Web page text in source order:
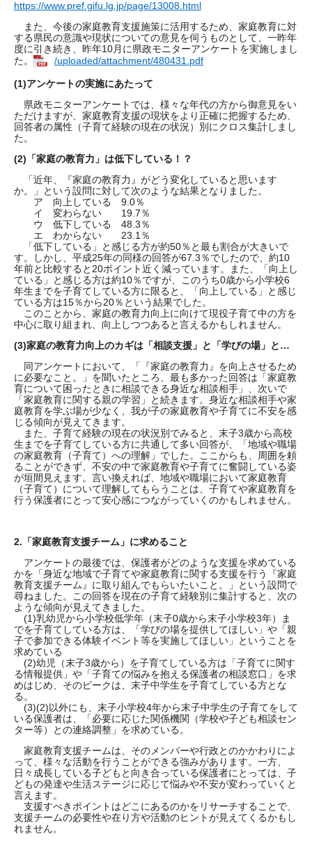
https://www.pref.gifu.lg.jp/page/13008.html
また、今後の家庭教育支援施策に活用するため、家庭教育に対
する県民の意識や現状についての意見を伺うものとして、一昨年
度に引き続き、昨年10月に県政モニターアンケートを実施しまし
た。
/uploaded/attachment/480431.pdf
(1)アンケートの実施にあたって
県政モニターアンケートでは、様々な年代の方から御意見をい
ただけますが、家庭教育支援の現状をより正確に把握するため、
回答者の属性（子育て経験の現在の状況）別にクロス集計しまし
た。
(2) 「家庭の教育力」は低下している！？
「近年、『家庭の教育力』がどう変化していると思います
か。」という設問に対して次のような結果となりました。
ア 向上している 9.0％
イ 変わらない 19.7％
ウ 低下している 48.3％
エ わからない 23.1％
「低下している」と感じる方が約50％と最も割合が大きいで
す。しかし、平成25年の同様の回答が67.3％でしたので、約10
年前と比較すると20ポイント近く減っています。また、「向上し
ている」と感じる方は約10％ですが、このうち0歳から小学校6
年生までを子育てしている方に限ると、「向上している」と感じ
ている方は15％から20％という結果でした。
このことから、家庭の教育力向上に向けて現役子育て中の方を
中心に取り組まれ、向上しつつあると言えるかもしれません。
(3)家庭の教育力向上のカギは「相談支援」と「学びの場」と…
同アンケートにおいて、「『家庭の教育力』を向上させるため
に必要なこと。」を聞いたところ、最も多かった回答は「家庭教
育について困ったときに相談できる身近な相談相手」、次いで
「家庭教育に関する親の学習」と続きます。身近な相談相手や家
庭教育を学ぶ場が少なく、我が子の家庭教育や子育てに不安を感
じる傾向が見えてきます。
また、子育て経験の現在の状況別でみると、末子3歳から高校
生までを子育てしている方に共通して多い回答が、「地域や職場
の家庭教育（子育て）への理解」でした。ここからも、周囲を頼
ることができず、不安の中で家庭教育や子育てに奮闘している姿
が垣間見えます。言い換えれば、地域や職場において家庭教育
（子育て）について理解してもらうことは、子育てや家庭教育を
行う保護者にとって安心感につながっていくのかもしれません。
2.「家庭教育支援チーム」に求めること
アンケートの最後では、保護者がどのような支援を求めている
かを「身近な地域で子育てや家庭教育に関する支援を行う『家庭
教育支援チーム』に取り組んでもらいたいこと。」という設問で
尋ねました。この回答を現在の子育て経験別に集計すると、次の
ような傾向が見えてきました。
(1)乳幼児から小学校低学年（末子0歳から末子小学校3年）ま
でを子育てしている方は、「学びの場を提供してほしい」や「親
子で参加できる体験イベント等を実施してほしい」ということを
求めている
(2)幼児（末子3歳から）を子育てしている方は「子育てに関す
る情報提供」や「子育ての悩みを抱える保護者の相談窓口」を求
めはじめ、そのピークは、末子中学生を子育てしている方とな
る。
(3)(2)以外にも、末子小学校4年から末子中学生の子育てをして
いる保護者は、「必要に応じた関係機関（学校や子ども相談セン
ター等）との連絡調整」を求めている。
家庭教育支援チームは、そのメンバーや行政とのかかわりによ
って、様々な活動を行うことができる強みがあります。一方、
日々成長している子どもと向き合っている保護者にとっては、子
どもの発達や生活ステージに応じて悩みや不安が変わっていくと
言えます。
支援すべきポイントはどこにあるのかをリサーチすることで、
支援チームの必要性や在り方や活動のヒントが見えてくるかもし
れません。